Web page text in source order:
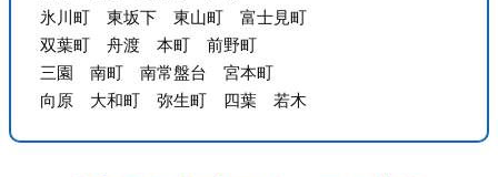
氷川町 東坂下 東山町 富士見町
双葉町 舟渡 本町 前野町
三園 南町 南常盤台 宮本町
向原 大和町 弥生町 四葉 若木